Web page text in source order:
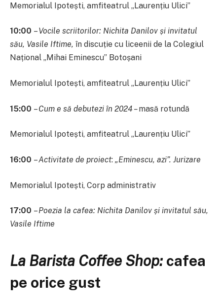
Memorialul Ipotești, amfiteatrul „Laurențiu Ulici”
10:00 –Vocile scriitorilor: Nichita Danilov și invitatul
său, Vasile Iftime, în discuție cu liceenii de la Colegiul
Național „Mihai Eminescu” Botoșani
Memorialul Ipotești, amfiteatrul „Laurențiu Ulici”
15:00 –Cum e să debutezi în 2024 –masă rotundă
Memorialul Ipotești, amfiteatrul „Laurențiu Ulici”
16:00 –Activitate de proiect: „Eminescu, azi”. Jurizare
Memorialul Ipotești, Corp administrativ
17:00 –Poezia la cafea: Nichita Danilov și invitatul său,
Vasile Iftime
La Barista Coffee Shop: cafea
pe orice gust